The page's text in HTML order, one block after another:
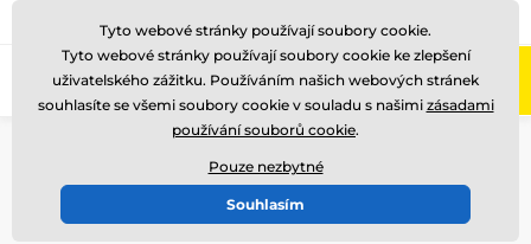
Zavolejte nám (Po-Pá 8-17)
Jak na laminování diplomů?
Tyto webové stránky používají soubory cookie.
Tyto webové stránky používají soubory cookie ke zlepšení
uživatelského zážitku. Používáním našich webových stránek
souhlasíte se všemi soubory cookie v souladu s našimi zásadami
používání souborů cookie.
Pouze nezbytné
Souhlasím